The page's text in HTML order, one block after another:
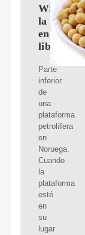
la
libre
Parte
inferior
de
una
plataforma
petrolífera
en
Noruega.
Cuando
la
plataforma
esté
en
su
lugar